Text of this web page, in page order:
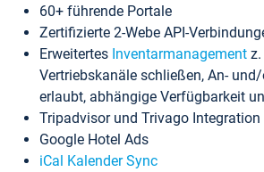
60+ führende Portale
Zertifizierte 2-Webe API-
Erweitertes Inventarmanagement
Vertriebskanäle schließen, An-
erlaubt, abhängige Verfügbarkeit
Tripadvisor und Trivago Integration
Google Hotel Ads
iCal Kalender Sync